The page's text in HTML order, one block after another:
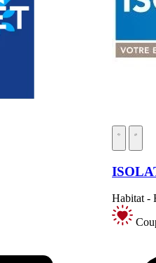
Habitat -